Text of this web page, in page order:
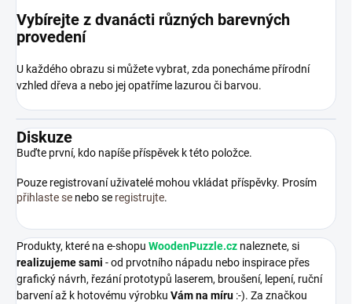
Vybírejte z dvanácti různých barevných
provedení
U každého obrazu si můžete vybrat, zda ponecháme přírodní
vzhled dřeva a nebo jej opatříme lazurou či barvou.
Diskuze
Buďte první, kdo napíše příspěvek k této položce.
Pouze registrovaní uživatelé mohou vkládat příspěvky. Prosím
přihlaste se nebo se registrujte.
Produkty, které na e-shopu WoodenPuzzle.cz naleznete, si
realizujeme sami - od prvotního nápadu nebo inspirace přes
grafický návrh, řezání prototypů laserem, broušení, lepení, ruční
barvení až k hotovému výrobku Vám na míru :-). Za značkou